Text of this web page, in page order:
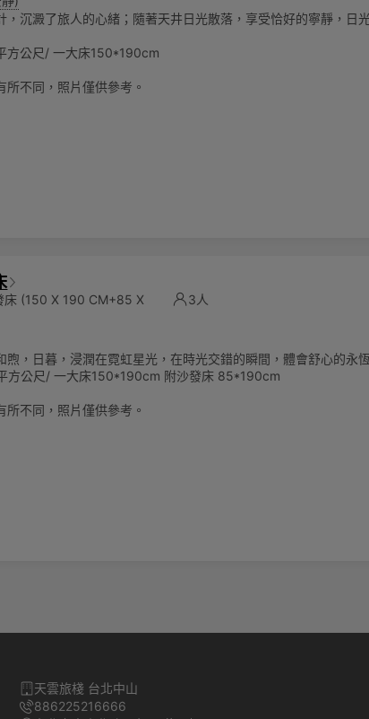
，沉澱了旅人的心緒；隨著天井日光散落，享受恰好的寧靜，日
方公尺/ 一大床150*190cm
不同，照片僅供參考。
床 (150 X 190 CM+85 X
3人
煦，日暮，浸潤在霓虹星光，在時光交錯的瞬間，體會舒心的永恆
方公尺/ 一大床150*190cm 附沙發床 85*190cm
不同，照片僅供參考。
天雲旅棧 台北中山
886225216666